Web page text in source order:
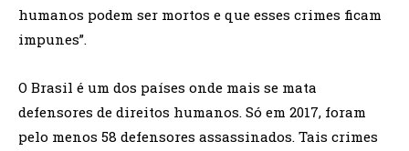
humanos podem ser mortos e que esses crimes ficam
impunes”.
O Brasil é um dos países onde mais se mata
defensores de direitos humanos. Só em 2017, foram
pelo menos 58 defensores assassinados. Tais crimes